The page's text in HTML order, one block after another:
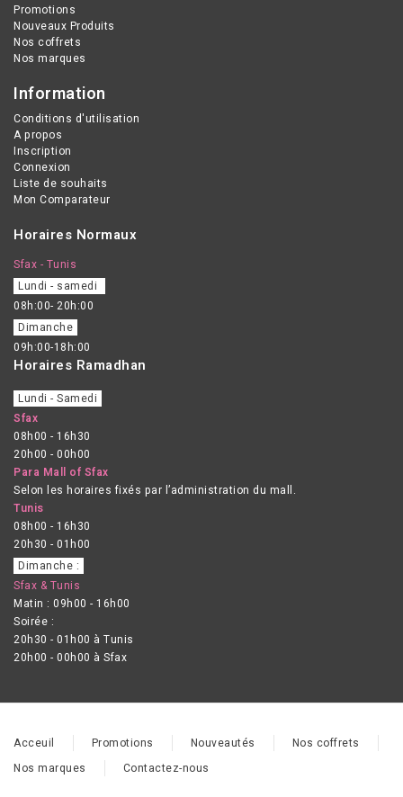
Promotions
Nouveaux Produits
Nos coffrets
Nos marques
Information
Conditions d'utilisation
A propos
Inscription
Connexion
Liste de souhaits
Mon Comparateur
Horaires Normaux
Sfax - Tunis
Lundi - samedi
08h:00- 20h:00
Dimanche
09h:00-18h:00
Horaires Ramadhan
Lundi - Samedi
Sfax
08h00 - 16h30
20h00 - 00h00
Para Mall of Sfax
Selon les horaires fixés par l’administration du mall.
Tunis
08h00 - 16h30
20h30 - 01h00
Dimanche :
Sfax & Tunis
Matin : 09h00 - 16h00
Soirée :
20h30 - 01h00 à Tunis
20h00 - 00h00 à Sfax
Acceuil Promotions Nouveautés
Nos coffrets
Nos marques
Contactez-nous